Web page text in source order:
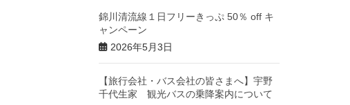
錦川清流線１日フリーきっぷ 50％ off キ
ャンペーン
2026年5月3日
【旅行会社・バス会社の皆さまへ】宇野
千代生家 観光バスの乗降案内について